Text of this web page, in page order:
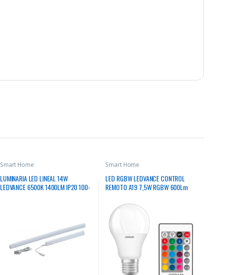
Smart Home
LUMINARIA LED LINEAL 14W
LEDVANCE 6500K 1400LM IP20 100-
Smart Home
LED RGBW LEDVANCE CONTROL
REMOTO A19 7,5W RGBW 600Lm